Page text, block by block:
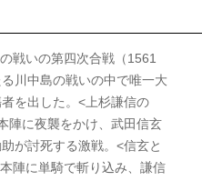
戦いの第四次合戦（1561
川中島の戦いの中で唯一大
を出した。<上杉謙信の
陣に夜襲をかけ、武田信玄
が討死する激戦。<信玄と
陣に単騎で斬り込み、謙信